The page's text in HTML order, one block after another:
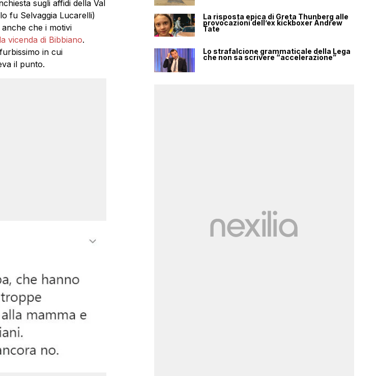
sugli affidi della Val
fu Selvaggia Lucarelli)
che i motivi
vicenda di Bibbiano.
in cui
il punto.
La risposta epica di Greta Thunberg alle
provocazioni dell’ex kickboxer Andrew
Tate
Lo strafalcione grammaticale della Lega
che non sa scrivere “accelerazione”